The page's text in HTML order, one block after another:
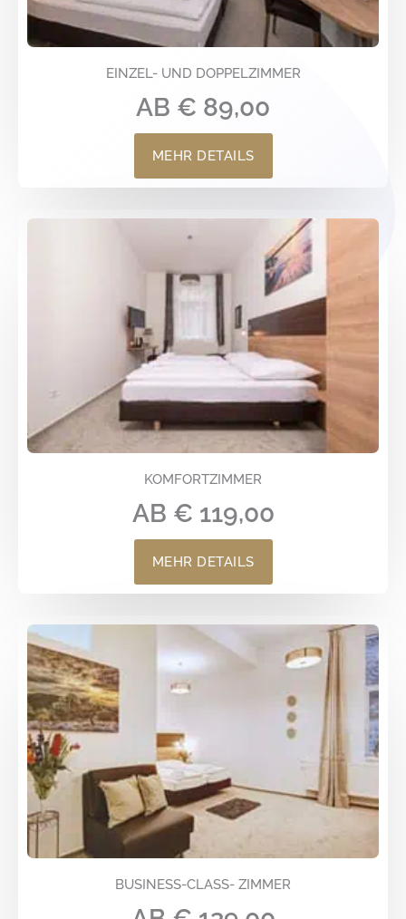
EINZEL- UND DOPPELZIMMER
AB € 89,00
MEHR DETAILS
KOMFORTZIMMER
AB € 119,00
MEHR DETAILS
BUSINESS-CLASS- ZIMMER​